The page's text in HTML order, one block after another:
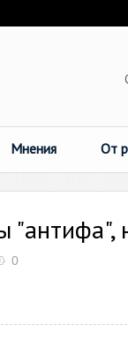
Мнения От
"антифа",
0